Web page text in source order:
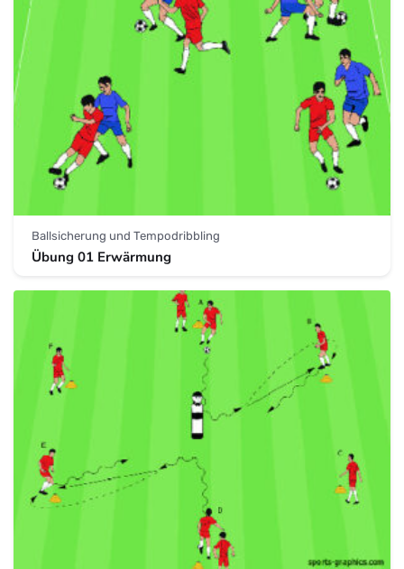
Ballsicherung und Tempodribbling
Übung 01 Erwärmung